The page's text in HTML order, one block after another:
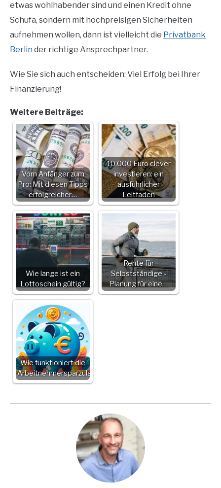
etwas wohlhabender sind und einen Kredit ohne
Schufa, sondern mit hochpreisigen Sicherheiten
aufnehmen wollen, dann ist vielleicht die Privatbank
Berlin der richtige Ansprechpartner.
Wie Sie sich auch entscheiden: Viel Erfolg bei Ihrer
Finanzierung!
Weitere Beiträge:
Vom Anfänger zum
Pro: Mit diesen Tipps
erfolgreicher…
10.000 Euro clever
investieren: ein
ausführlicher
Leitfaden
Wie lange ist ein
Lottoschein gültig?
Rente für
Selbstständige -
Planung für eine…
Wie funktioniert die
Arbeitnehmersparzulage?